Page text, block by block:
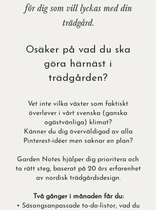
för dig som vill lyckas med din
trädgård.
Osäker på vad du ska
göra härnäst i
trädgården?
Vet inte vilka växter som faktiskt
överlever i vårt svenska (ganska
ogästvänliga) klimat?
Känner du dig överväldigad av alla
Pinterest-idéer men saknar en plan?
Garden Notes hjälper dig prioritera och
ta rätt steg, baserat på 20 års erfarenhet
av nordisk trädgårdsdesign.
Två gånger i månaden får du:
• Säsongsanpassade to-do-listor, vad du